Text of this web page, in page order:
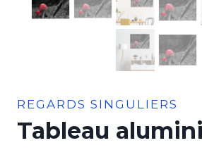
REGARDS SINGULIERS
Tableau